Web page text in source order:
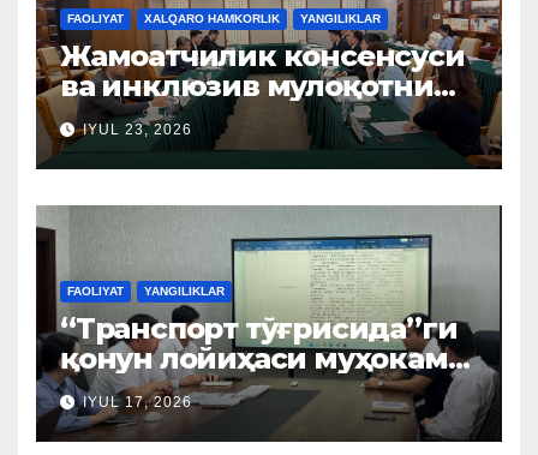
FAOLIYAT XALQARO HAMKORLIK YANGILIKLAR
Жамоатчилик консенсуси
ва инклюзив мулоқотни
ташкил этиш бўйича
Хитой тажрибаси
ўрганилди
IYUL 23, 2026
FAOLIYAT YANGILIKLAR
“Транспорт тўғрисида”ги
қонун лойиҳаси муҳокама
қилинди
IYUL 17, 2026